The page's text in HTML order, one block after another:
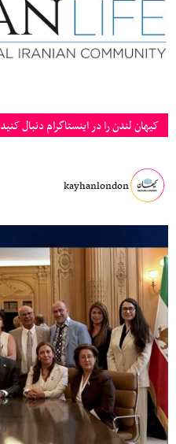
کیهان لندن را در اینستاگرام دنبال کنید
kayhanlondon